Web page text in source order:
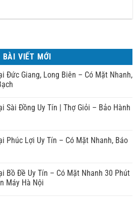
BÀI VIẾT MỚI
Đức Giang, Long Biên – Có Mặt Nhanh,
Sài Đồng Uy Tín | Thợ Giỏi – Bảo Hành
Phúc Lợi Uy Tín – Có Mặt Nhanh, Báo
Bồ Đề Uy Tín – Có Mặt Nhanh 30 Phút
Máy Hà Nội